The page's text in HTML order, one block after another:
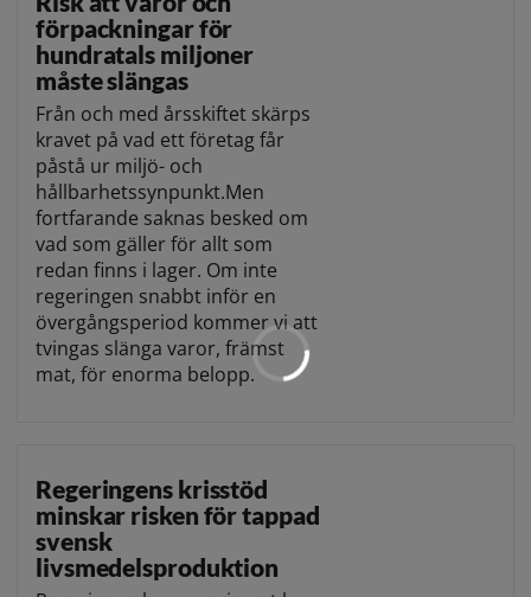
förpackningar för
hundratals miljoner
måste slängas
Från och med årsskiftet skärps
kravet på vad ett företag får
påstå ur miljö- och
hållbarhetssynpunkt.Men
fortfarande saknas besked om
vad som gäller för allt som
redan finns i lager. Om inte
regeringen snabbt inför en
övergångsperiod kommer vi att
tvingas slänga varor, främst
mat, för enorma belopp.
Regeringens krisstöd
minskar risken för tappad
svensk
livsmedelsproduktion